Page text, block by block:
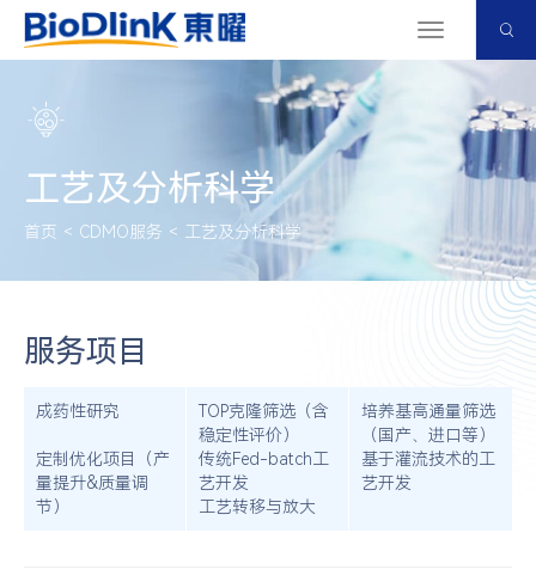
切
换
工艺及分析科学
首页 < CDMO服务 < 工艺及分析科学
服务项目
成药性研究
TOP克隆筛选（含
稳定性评价）
培养基高通量筛选
（国产、进口等）
定制优化项目（产
量提升&质量调
节）
传统Fed-batch工
艺开发
基于灌流技术的工
艺开发
工艺转移与放大